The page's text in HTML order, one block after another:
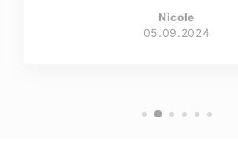
Nicole
05.09.2024